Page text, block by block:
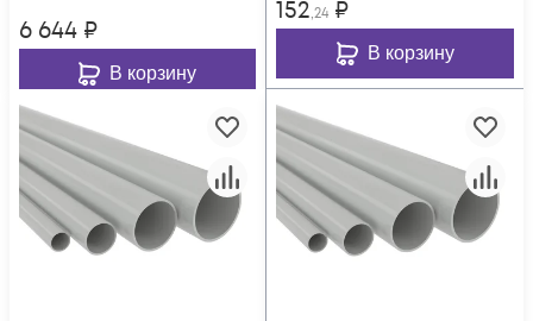
6 644 ₽
В корзину
152,24 ₽
В корзину